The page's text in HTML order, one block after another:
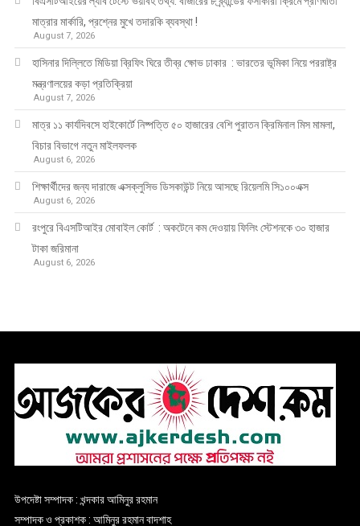
মাত্রার মার্কারি, প্রশ্নের মুখে তদারকি ব্যবস্থা !
August 7, 2026
হাসিনার দিল্লিতে মিডিয়া ব্রিফিং ঘিরে তীব্র ক্ষোভ ঢাকার : ভারতের ভূমিকা নিয়ে পররাষ্ট্র
মন্ত্রণালয়ের কড়া প্রতিক্রিয়া
August 7, 2026
মাত্র ১১ কার্যদিবসে হাইকোর্টে নিষ্পত্তি ৫০ হাজারের বেশি পুরাতন ক্রিমিনাল মিস মামলা,
বিচার বিভাগে নতুন মাইলফলক
August 6, 2026
শিক্ষার্থীদের জন্য দারাজে এক্সক্লুসিভ ডিসকাউন্ট নিয়ে আসছে রিয়েলমি সি১০০এক্স
August 6, 2026
রংপুরে বিএসটিআইর মোবাইল কোর্ট : অকটেনে কম দেওয়ায় ফিলিং স্টেশনকে ৩০ হাজার
টাকা জরিমানা
August 6, 2026
উপদেষ্টা সম্পাদক : খন্দকার আমিনুর রহমান
সম্পাদক ও প্রকাশক : আমিনুর রহমান বাদশাহ